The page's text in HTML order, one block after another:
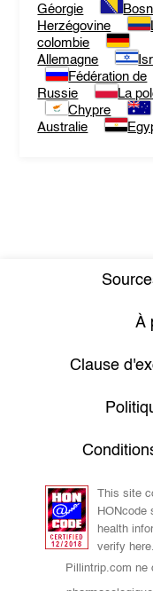
Géorgie
Herzégovine
colombie
Allemagne
Fédération de
Russie
La
Chypre
Australie
À
Clause
This site
HONcode
health
verify here.
Pillintrip.com ne